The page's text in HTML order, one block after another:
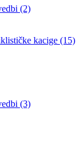
(2)
kacige (15)
(3)